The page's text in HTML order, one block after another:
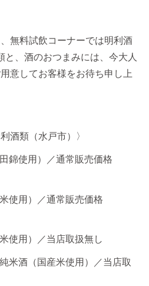
無料試飲コーナーでは明利酒
と、酒のおつまみには、今大人
意してお客様をお待ち申し上
酒類（水戸市）〉
錦使用）／通常販売価格
使用）／通常販売価格
使用）／当店取扱無し
米酒（国産米使用）／当店取